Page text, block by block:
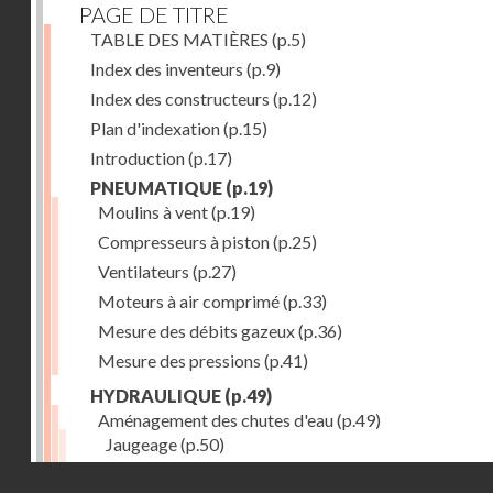
PAGE DE TITRE
TABLE DES MATIÈRES (p.5)
Index des inventeurs (p.9)
Index des constructeurs (p.12)
Plan d'indexation(p.15)
Introduction(p.17)
PNEUMATIQUE (p.19)
Moulins à vent(p.19)
Compresseurs à piston(p.25)
Ventilateurs (p.27)
Moteurs à air comprimé(p.33)
Mesure des débits gazeux(p.36)
Mesure des pressions (p.41)
HYDRAULIQUE (p.49)
Aménagement des chutes d'eau(p.49)
Jaugeage(p.50)